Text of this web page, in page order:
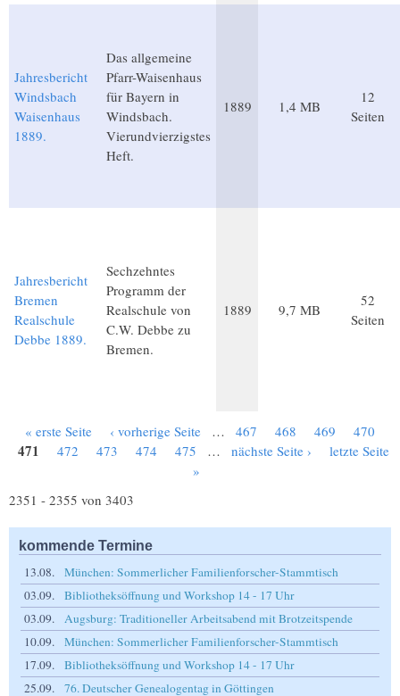
Jahresbericht
Windsbach
Waisenhaus
1889.
Das allgemeine
Pfarr-Waisenhaus
für Bayern in
Windsbach.
Vierundvierzigstes
Heft.
1889 1,4 MB
12
Seiten
Jahresbericht
Bremen
Realschule
Debbe 1889.
Sechzehntes
Programm der
Realschule von
C.W. Debbe zu
Bremen.
1889 9,7 MB
52
Seiten
Seiten
« erste Seite ‹ vorherige Seite … 467 468 469 470
471 472 473 474 475 … nächste Seite ›
letzte Seite
»
2351 - 2355 von 3403
kommende Termine
13.08.
München: Sommerlicher Familienforscher-Stammtisch
03.09.
Bibliotheksöffnung und Workshop 14 - 17 Uhr
03.09.
Augsburg: Traditioneller Arbeitsabend mit Brotzeitspende
10.09.
München: Sommerlicher Familienforscher-Stammtisch
17.09.
Bibliotheksöffnung und Workshop 14 - 17 Uhr
25.09.
76. Deutscher Genealogentag in Göttingen